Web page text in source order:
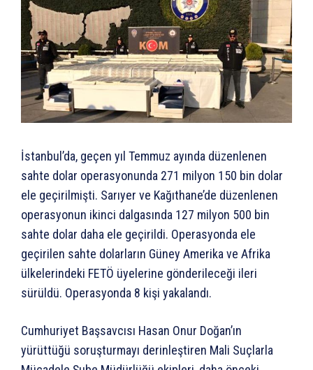
İstanbul’da, geçen yıl Temmuz ayında düzenlenen
sahte dolar operasyonunda 271 milyon 150 bin dolar
ele geçirilmişti. Sarıyer ve Kağıthane’de düzenlenen
operasyonun ikinci dalgasında 127 milyon 500 bin
sahte dolar daha ele geçirildi. Operasyonda ele
geçirilen sahte dolarların Güney Amerika ve Afrika
ülkelerindeki FETÖ üyelerine gönderileceği ileri
sürüldü. Operasyonda 8 kişi yakalandı.
Cumhuriyet Başsavcısı Hasan Onur Doğan’ın
yürüttüğü soruşturmayı derinleştiren Mali Suçlarla